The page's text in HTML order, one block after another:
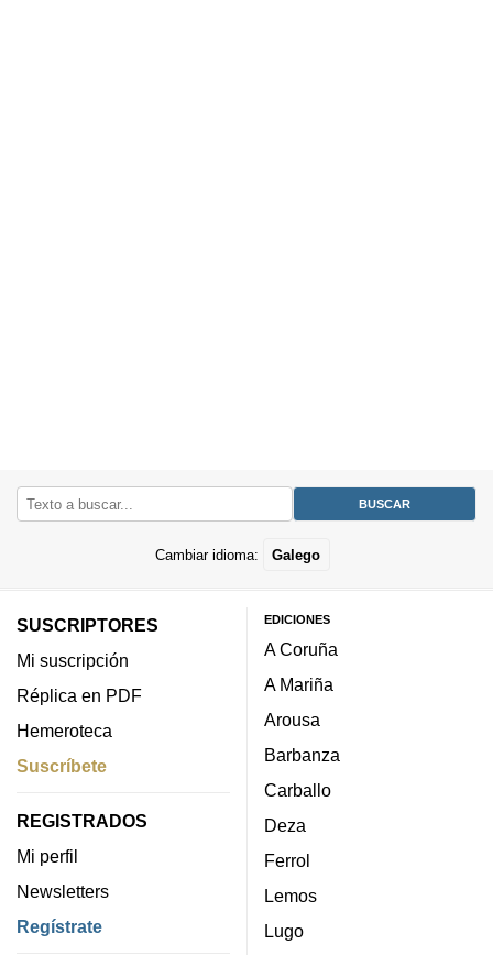
Cambiar idioma: Galego
SUSCRIPTORES
Mi suscripción
Réplica en PDF
Hemeroteca
Suscríbete
REGISTRADOS
Mi perfil
Newsletters
Regístrate
EDICIONES
A Coruña
A Mariña
Arousa
Barbanza
Carballo
Deza
Ferrol
Lemos
Lugo